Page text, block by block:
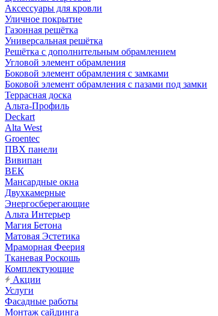
Аксессуары для кровли
Уличное покрытие
Газонная решётка
Универсальная решётка
Решётка с дополнительным обрамлением
Угловой элемент обрамления
Боковой элемент обрамления с замками
Боковой элемент обрамления с пазами под замки
Террасная доска
Альта-Профиль
Deckart
Alta West
Groentec
ПВХ панели
Вивипан
ВЕК
Мансардные окна
Двухкамерные
Энергосберегающие
Альта Интерьер
Магия Бетона
Матовая Эстетика
Мраморная Феерия
Тканевая Роскошь
Комплектующие
Акции
Услуги
Фасадные работы
Монтаж сайдинга